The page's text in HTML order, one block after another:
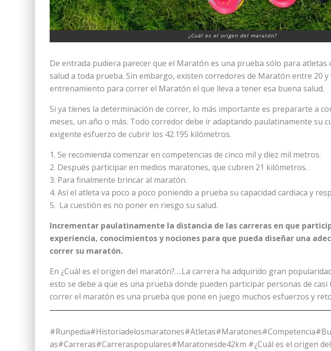
¿Cuál es el origen del maratón?
De entrada pudiera parecer que el Maratón es una prueba sólo para atletas
salud a toda prueba. Sin embargo, existen corredores de Maratón entre 20 y
entrenamiento para correr el Maratón el que lleva a tener esa buena salud.
Si ya tienes la determinación de correr, lo más importante es prepararte a
meses, un año o más. Todo corredor debe ir adaptando paulatinamente su
exigente esfuerzo de cubrir los 42.195 kilómetros.
Se recomienda comenzar en competencias de cinco mil y diez mil metros.
Después participar en medios maratones, que cubren 21 kilómetros.
Para finalmente brincar al maratón.
Así el atleta va poco a poco poniendo a prueba su capacidad cardiaca y
La cuestión es no poner en riesgo su salud.
Incrementar paulatinamente la distancia de las carreras en que
experiencia, conocimientos y nociones para que pueda diseñar una
correr su maratón.
En ¿Cuál es el origen del maratón?….La carrera ha adquirido gran
esto se debe a que es una prueba donde pueden participar personas de casi
correr el maratón es una prueba que pone en juego muchos esfuerzos y
as#Carreras#Carreraspopulares#Maratonesde42km #¿Cuál es el origen